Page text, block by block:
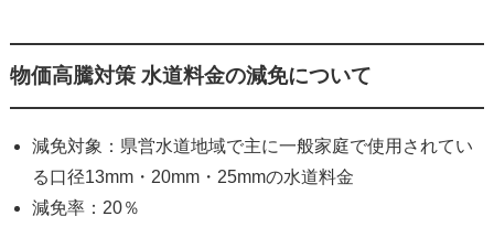
物価高騰対策 水道料金の減免について
減免対象：県営水道地域で主に一般家庭で使用されてい
る口径13mm・20mm・25mmの水道料金
減免率：20％